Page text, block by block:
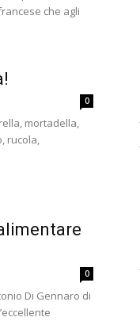
che agli
0
mortadella,
rucola,
0
Di Gennaro di